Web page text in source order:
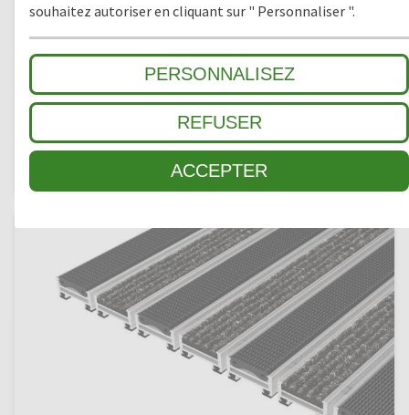
souhaitez autoriser en cliquant sur " Personnaliser ".
PERSONNALISEZ
REFUSER
ACCEPTER
TOP CLEAN OBJEKT 22
Reps et Profilé Brosses